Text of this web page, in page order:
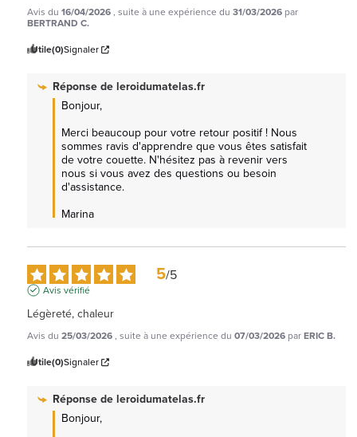
Avis du 16/04/2026, suite à une expérience du 31/03/2026 par
BERTRAND C.
Utile(0)Signaler
Réponse deleroidumatelas.fr
Bonjour,
Merci beaucoup pour votre retour positif ! Nous
sommes ravis d'apprendre que vous êtes satisfait
de votre couette. N'hésitez pas à revenir vers
nous si vous avez des questions ou besoin
d'assistance.
Marina
5/5
Avis vérifié
Légèreté, chaleur
Avis du 25/03/2026, suite à une expérience du 07/03/2026 parERIC B.
Utile(0)Signaler
Réponse deleroidumatelas.fr
Bonjour,